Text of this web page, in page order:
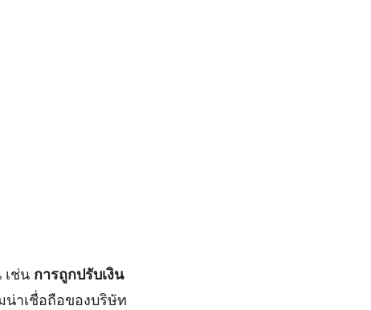
เช่น การถูกปรับเงิน
าเชื่อถือของบริษัท